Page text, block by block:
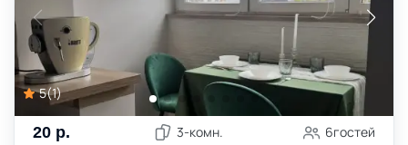
5(1)
20 р. 3-комн. 6гостей